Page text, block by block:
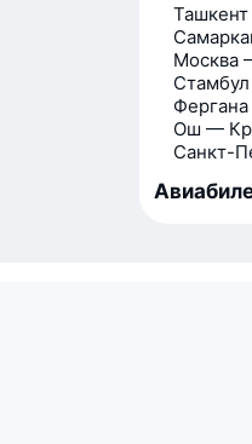
Москва
Ош —
Санкт-